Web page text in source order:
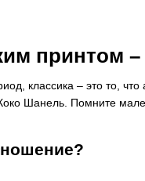
принтом –
классика – это то,
Шанель. Помните